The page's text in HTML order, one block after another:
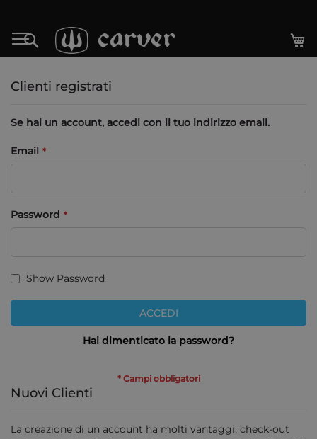
al
contenuto
Search
Clienti registrati
Se hai un account, accedi con il tuo indirizzo email.
Email
Password
Show Password
ACCEDI
Hai dimenticato la password?
Nuovi Clienti
La creazione di un account ha molti vantaggi: check-out